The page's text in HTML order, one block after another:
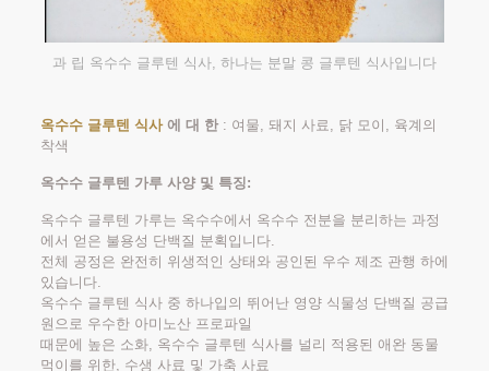
과 립 옥수수 글루텐 식사, 하나는 분말 콩 글루텐 식사입니다
옥수수 글루텐 식사에 대 한: 여물, 돼지 사료, 닭 모이, 육계의
착색
옥수수 글루텐 가루 사양 및 특징:
옥수수 글루텐 가루는 옥수수에서 옥수수 전분을 분리하는 과정
에서 얻은 불용성 단백질 분획입니다.
전체 공정은 완전히 위생적인 ​​상태와 공인된 우수 제조 관행 하에
있습니다.
옥수수 글루텐 식사 중 하나입의 뛰어난 영양 식물성 단백질 공급
원으로 우수한 아미노산 프로파일
때문에 높은 소화, 옥수수 글루텐 식사를 널리 적용된 애완 동물
먹이를 위한, 수생 사료 및 가축 사료